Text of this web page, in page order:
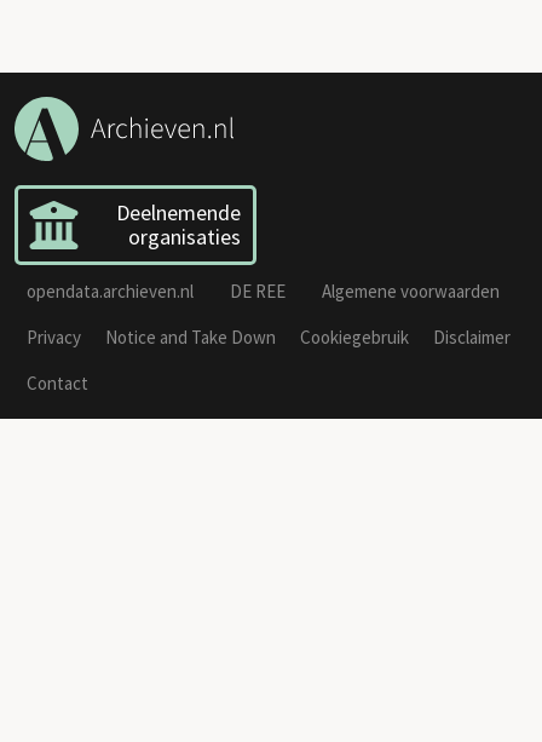
Deelnemende
organisaties
opendata.archieven.nl DE REE
Algemene voorwaarden
Privacy
Notice and Take Down Cookiegebruik
Disclaimer
Contact